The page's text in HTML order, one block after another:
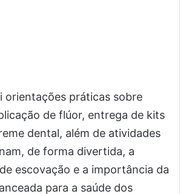
orientações práticas sobre
de flúor, entrega de kits
dental, além de atividades
de forma divertida, a
escovação e a importância da
para a saúde dos